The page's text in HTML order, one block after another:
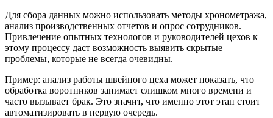
Для сбора данных можно использовать методы хронометража,
анализ производственных отчетов и опрос сотрудников.
Привлечение опытных технологов и руководителей цехов к
этому процессу даст возможность выявить скрытые
проблемы, которые не всегда очевидны.
Пример: анализ работы швейного цеха может показать, что
обработка воротников занимает слишком много времени и
часто вызывает брак. Это значит, что именно этот этап стоит
автоматизировать в первую очередь.